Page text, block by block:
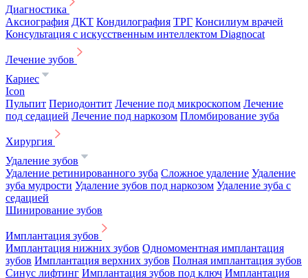
Диагностика
Аксиография ДКТ Кондилография ТРГ Консилиум врачей
Консультация с искусственным интеллектом Diagnocat
Лечение зубов
Кариес
Icon
Пульпит Периодонтит Лечение под микроскопом Лечение
под седацией Лечение под наркозом Пломбирование зуба
Хирургия
Удаление зубов
Удаление ретинированного зуба Сложное удаление Удаление
зуба мудрости Удаление зубов под наркозом Удаление зуба с
седацией
Шинирование зубов
Имплантация зубов
Имплантация нижних зубов Одномоментная имплантация
зубов Имплантация верхних зубов Полная имплантация зубов
Синус лифтинг Имплантация зубов под ключ Имплантация